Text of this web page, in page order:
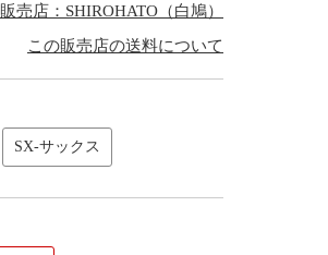
販売店：SHIROHATO（白鳩）
この販売店の送料について
SX-サックス